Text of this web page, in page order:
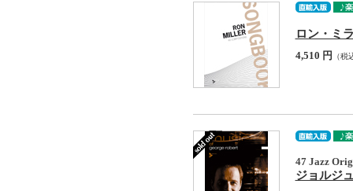
ロン・ミ
4,510 円 （税
47 Jazz
ジョルジ